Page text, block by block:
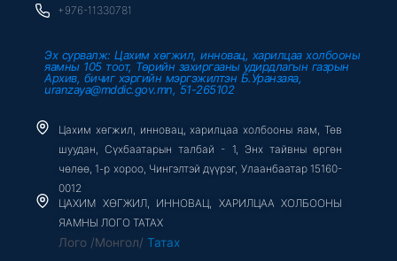
+976-11330781
Эх сурвалж: Цахим хөгжил, инновац, харилцаа холбооны
яамны 105 тоот, Төрийн захиргааны удирдлагын газрын
Архив, бичиг хэргийн мэргэжилтэн Б.Уранзаяа,
uranzaya@mddic.gov.mn, 51-265102
Цахим хөгжил, инновац, харилцаа холбооны яам, Төв
шуудан, Сүхбаатарын талбай - 1, Энх тайвны өргөн
чөлөө, 1-р хороо, Чингэлтэй дүүрэг, Улаанбаатар 15160-
0012
ЦАХИМ ХӨГЖИЛ, ИННОВАЦ, ХАРИЛЦАА ХОЛБООНЫ
ЯАМНЫ ЛОГО ТАТАХ
Лого /Монгол/ Татах